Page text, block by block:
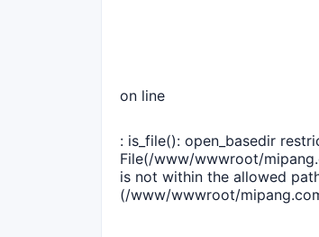
on line
: is_file(): open_basedir
File(/www/wwwroot/
is not within the allowed
(/www/wwwroot/